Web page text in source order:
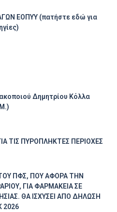
ΕΟΠΥΥ (πατήστε εδώ για
Δημητρίου Κόλλα
ΤΙΣ ΠΥΡΟΠΛΗΚΤΕΣ ΠΕΡΙΟΧΕΣ
ΠΦΣ, ΠΟΥ ΑΦΟΡΑ ΤΗΝ
ΓΙΑ ΦΑΡΜΑΚΕΙΑ ΣΕ
ΘΑ ΙΣΧΥΣΕΙ ΑΠΟ ΔΗΛΩΣΗ
2026